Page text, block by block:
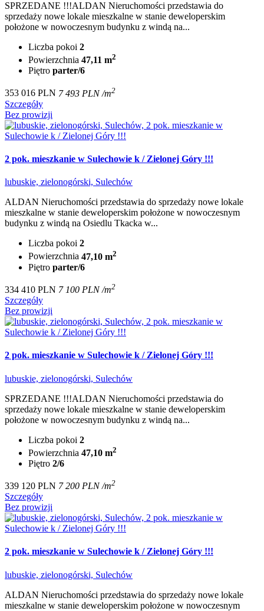
SPRZEDANE !!!ALDAN Nieruchomości przedstawia do
sprzedaży nowe lokale mieszkalne w stanie deweloperskim
położone w nowoczesnym budynku z windą na...
Liczba pokoi 2
Powierzchnia 47,11 m2
Piętro parter/6
353 016 PLN 7 493 PLN /m2
Szczegóły
Bez prowizji
2 pok. mieszkanie w Sulechowie k / Zielonej Góry !!!
lubuskie, zielonogórski, Sulechów
ALDAN Nieruchomości przedstawia do sprzedaży nowe lokale
mieszkalne w stanie deweloperskim położone w nowoczesnym
budynku z windą na Osiedlu Tkacka w...
Liczba pokoi 2
Powierzchnia 47,10 m2
Piętro parter/6
334 410 PLN 7 100 PLN /m2
Szczegóły
Bez prowizji
2 pok. mieszkanie w Sulechowie k / Zielonej Góry !!!
lubuskie, zielonogórski, Sulechów
SPRZEDANE !!!ALDAN Nieruchomości przedstawia do
sprzedaży nowe lokale mieszkalne w stanie deweloperskim
położone w nowoczesnym budynku z windą na...
Liczba pokoi 2
Powierzchnia 47,10 m2
Piętro 2/6
339 120 PLN 7 200 PLN /m2
Szczegóły
Bez prowizji
2 pok. mieszkanie w Sulechowie k / Zielonej Góry !!!
lubuskie, zielonogórski, Sulechów
ALDAN Nieruchomości przedstawia do sprzedaży nowe lokale
mieszkalne w stanie deweloperskim położone w nowoczesnym